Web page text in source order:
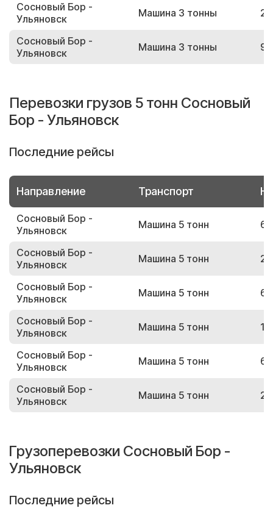
Сосновый Бор -
Ульяновск
Машина 3 тонны
Сосновый Бор -
Ульяновск
Машина 3 тонны
Перевозки грузов 5 тонн Сосновый
Бор - Ульяновск
Последние рейсы
Направление Транспорт
Сосновый Бор -
Ульяновск
Машина 5 тонн
Сосновый Бор -
Ульяновск
Машина 5 тонн
Сосновый Бор -
Ульяновск
Машина 5 тонн
Сосновый Бор -
Ульяновск
Машина 5 тонн
Сосновый Бор -
Ульяновск
Машина 5 тонн
Сосновый Бор -
Ульяновск
Машина 5 тонн
Грузоперевозки Сосновый Бор -
Ульяновск
Последние рейсы